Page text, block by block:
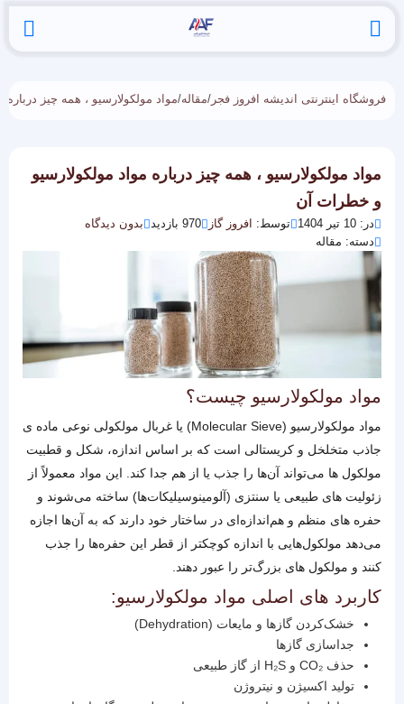
فروشگاه اینترنتی اندیشه افروز فجر /مقاله/مواد مولکولارسیو ، همه چیز
مواد مولکولارسیو ، همه چیز درباره مواد مولکولارسیو
و خطرات آن
در: 10 تیر 1404 توسط: افروز گاز 970 بازدید
بدون دیدگاه
دسته: مقاله
مواد مولکولارسیو چیست؟
مواد مولکولارسیو (Molecular Sieve) یا غربال مولکولی نوعی ماده‌ ی
جاذب متخلخل و کریستالی است که بر اساس اندازه، شکل و قطبیت
مولکول‌ ها می‌تواند آن‌ها را جذب یا از هم جدا کند. این مواد معمولاً از
زئولیت‌ های طبیعی یا سنتزی (آلومینوسیلیکات‌ها) ساخته می‌شوند و
حفره‌ های منظم و هم‌اندازه‌ای در ساختار خود دارند که به آن‌ها اجازه
می‌دهد مولکول‌هایی با اندازه کوچکتر از قطر این حفره‌ها را جذب
کنند و مولکول‌ های بزرگ‌تر را عبور دهند.
کاربرد های اصلی مواد مولکولارسیو:
خشک‌کردن گازها و مایعات (Dehydration)
جداسازی گازها
حذف CO₂ و H₂S از گاز طبیعی
تولید اکسیژن و نیتروژن